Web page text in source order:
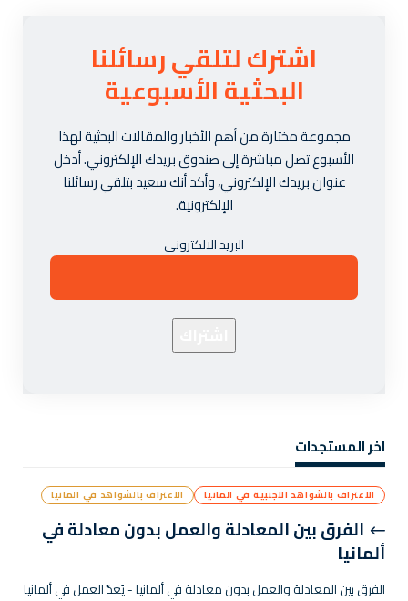
اشترك لتلقي رسائلنا
البحثية الأسبوعية
مجموعة مختارة من أهم الأخبار والمقالات البحثية لهذا
الأسبوع تصل مباشرة إلى صندوق بريدك الإلكتروني. أدخل
عنوان بريدك الإلكتروني، وأكد أنك سعيد بتلقي رسائلنا
الإلكترونية.
البريد الالكتروني
اخر المستجدات
الاعتراف بالشواهد الاجنبية في المانيا الاعتراف بالشواهد في المانيا
الفرق بين المعادلة والعمل بدون معادلة في
ألمانيا
الفرق بين المعادلة والعمل بدون معادلة في ألمانيا - يُعدّ العمل في ألمانيا